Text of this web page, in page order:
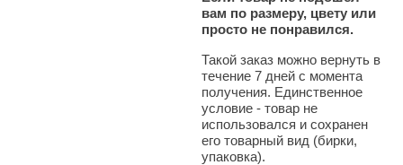
вам по размеру, цвету или
просто не понравился.
Такой заказ можно вернуть в
течение 7 дней с момента
получения. Единственное
условие - товар не
использовался и сохранен
его товарный вид (бирки,
упаковка).